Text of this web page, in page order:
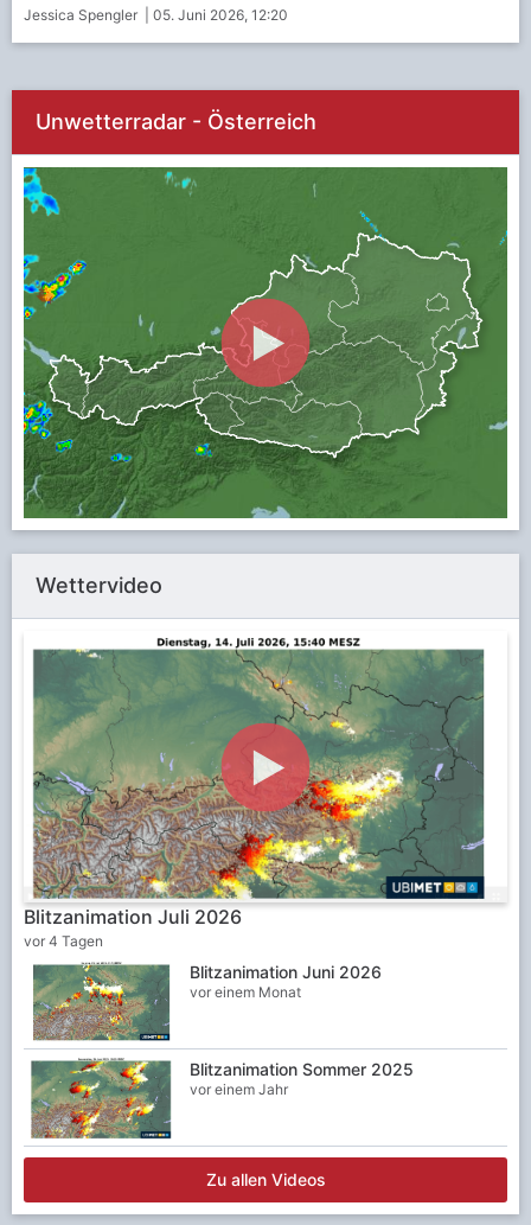
Jessica Spengler | 05. Juni 2026, 12:20
Unwetterradar - Österreich
Wettervideo
Blitzanimation Juli 2026
vor 4 Tagen
Blitzanimation Juni 2026
vor einem Monat
Blitzanimation Sommer 2025
vor einem Jahr
Zu allen Videos